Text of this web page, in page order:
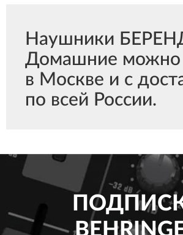
Наушники
Домашние можно
в Москве и с
по всей России.